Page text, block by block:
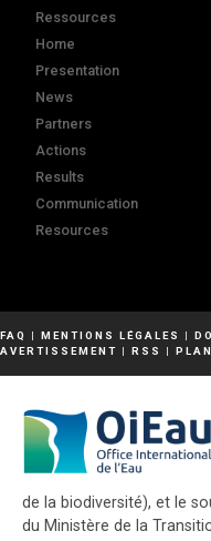
Ressources
Home
Presentation
News
Partners
Actions
Results
Communication
Resources
FAQ | MENTIONS LÉGALES |
AVERTISSEMENT | RSS |
de la biodiversité), et le
du Ministère de la